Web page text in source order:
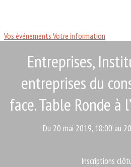
Vos événements Votre information
Entreprises,
entreprises du
face. Table Ronde à
Du 20 mai 2019, 18:00 au
Inscriptions